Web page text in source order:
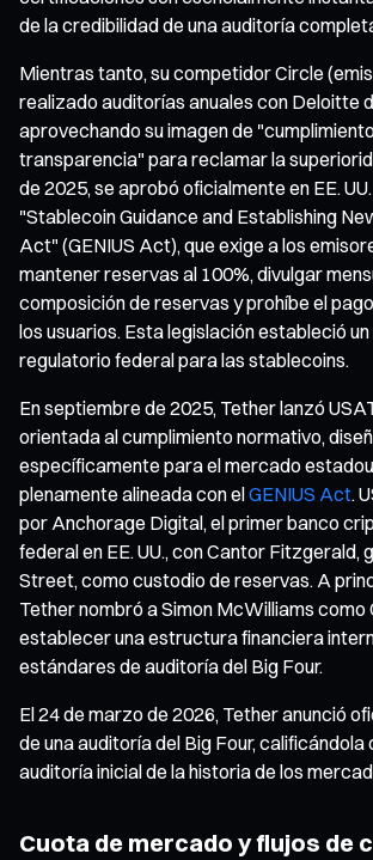
de la credibilidad de una auditoría
Mientras tanto, su competidor Circle
realizado auditorías anuales con Deloitte
aprovechando su imagen de
transparencia" para reclamar la
de 2025, se aprobó oficialmente en EE.
"Stablecoin Guidance and Establishing
Act" (GENIUS Act), que exige a los
mantener reservas al 100%, divulgar
composición de reservas y prohíbe el
los usuarios. Esta legislación estableció
regulatorio federal para las stablecoins.
En septiembre de 2025, Tether lanzó
orientada al cumplimiento normativo,
específicamente para el mercado
plenamente alineada con elGENIUS Act.
por Anchorage Digital, el primer banco
federal en EE. UU., con Cantor Fitzgerald,
Street, como custodio de reservas. A
Tether nombró a Simon McWilliams como
establecer una estructura financiera
estándares de auditoría del Big Four.
El 24 de marzo de 2026, Tether anunció
de una auditoría del Big Four,
auditoría inicial de la historia de los
Cuota de mercado y flujos de